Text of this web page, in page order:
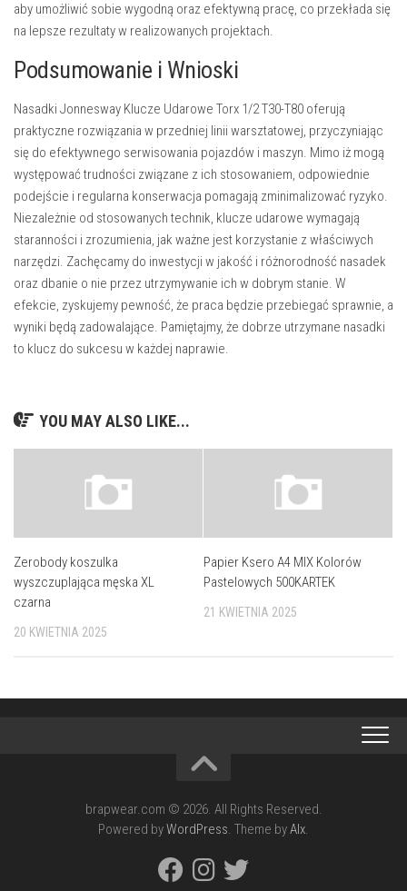
aby umożliwić sobie wygodną oraz efektywną pracę, co przekłada się
na lepsze rezultaty w realizowanych projektach.
Podsumowanie i Wnioski
Nasadki Jonnesway Klucze Udarowe Torx 1/2 T30-T80 oferują
praktyczne rozwiązania w przedniej linii warsztatowej, przyczyniając
się do efektywnego serwisowania pojazdów i maszyn. Mimo iż mogą
występować trudności związane z ich stosowaniem, odpowiednie
podejście i regularna konserwacja pomagają zminimalizować ryzyko.
Niezależnie od stosowanych technik, klucze udarowe wymagają
staranności i zrozumienia, jak ważne jest korzystanie z właściwych
narzędzi. Zachęcamy do inwestycji w jakość i różnorodność nasadek
oraz dbanie o nie przez utrzymywanie ich w dobrym stanie. W
efekcie, zyskujemy pewność, że praca będzie przebiegać sprawnie, a
wyniki będą zadowalające. Pamiętajmy, że dobrze utrzymane nasadki
to klucz do sukcesu w każdej naprawie.
YOU MAY ALSO LIKE...
Zerobody koszulka
wyszczuplająca męska XL
czarna
20 KWIETNIA 2025
Papier Ksero A4 MIX Kolorów
Pastelowych 500KARTEK
21 KWIETNIA 2025
brapwear.com © 2026. All Rights Reserved.
Powered byWordPress. Theme byAlx.